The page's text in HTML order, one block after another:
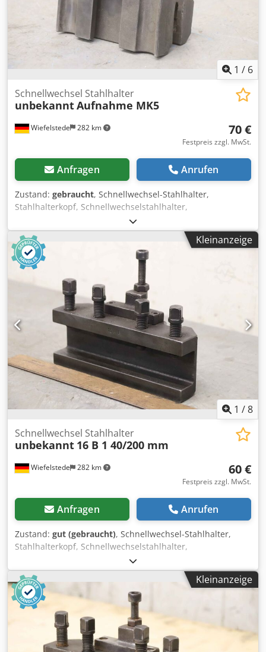
1 / 6
Wiefelstede 282 km
Schnellwechsel Stahlhalter
unbekanntAufnahme MK5
70 €
Festpreis zzgl. MwSt.
Anfragen Anrufen
Zustand: gebraucht, Schnellwechsel-Stahlhalter,
Stahlhalterkopf, Schnellwechselstahlhalter,
Schnellwechsel-Bohrstahlhalter, Schnellwechsel-
Bohrstangenhalter, Schnellwechsel-Drehstahlhalter -
Schnellwechsel-Bohrstangenhalter: MK5 Dcsdpfx
Ajqbycmslcjk -Aufnahmeabmessungen: siehe Fotos -
Abmessungen: 144/72/H155 mm -Gewicht: 2,9 kg
Kleinanzeige
1 /8
Wiefelstede 282 km
Schnellwechsel Stahlhalter
unbekannt 16 B 1 40/200 mm
60 €
Festpreis zzgl. MwSt.
Anfragen Anrufen
Zustand: gut (gebraucht), Schnellwechsel-Stahlhalter,
Stahlhalterkopf, Schnellwechselstahlhalter,
Schnellwechsel-Bohrstahlhalter, Schnellwechsel-
Bohrstangenhalter, Schnellwechsel-Drehstahlhalter -
Schnellwechsel-Drehstahlhalter: 16 B 1 -
Aufnahmeabmessungen: siehe Fotos -Einspannhöhe: 40
mm -Auflagelänge: 200 mm -Anzahl: 2x Halter vorhanden -
Preis: pro Stück -Abmessungen: 200/65/H150 mm -Gewicht:
3,6 kg/Stück Dodpfx Aepk Iqhelceck
Kleinanzeige